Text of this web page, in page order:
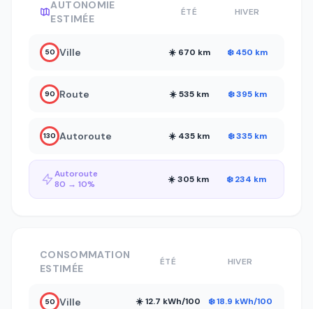
AUTONOMIE
ESTIMÉE
ÉTÉ HIVER
50 Ville ☀️ 670 km ❄️ 450 km
90 Route ☀️ 535 km ❄️ 395 km
130 Autoroute ☀️ 435 km ❄️ 335 km
Autoroute
80 → 10%
☀️ 305 km ❄️ 234 km
CONSOMMATION
ESTIMÉE
ÉTÉ HIVER
50 Ville ☀️ 12.7 kWh/100 ❄️ 18.9 kWh/100